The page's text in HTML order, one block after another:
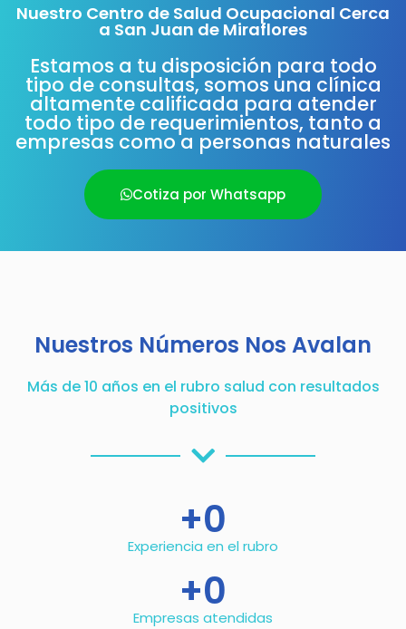
Nuestro Centro de Salud Ocupacional Cerca
a San Juan de Miraflores
Estamos a tu disposición para todo
tipo de consultas, somos una clínica
altamente calificada para atender
todo tipo de requerimientos, tanto a
empresas como a personas naturales
Cotiza por Whatsapp
Nuestros Números Nos Avalan
Más de 10 años en el rubro salud con resultados
positivos
Experiencia en el rubro
+0
Empresas atendidas
+0